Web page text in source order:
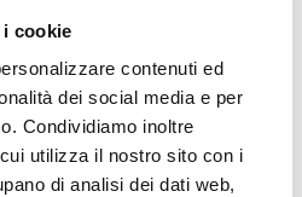
cookie
contenuti ed
dei social media e per
Condividiamo inoltre
utilizza il nostro sito con i
di analisi dei dati web,